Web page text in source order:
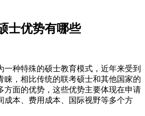
士优势有哪些
一种特殊的硕士教育模式，近年来受到
睐，相比传统的联考硕士和其他国家的
方面的优势，这些优势主要体现在申请
成本、费用成本、国际视野等多个方